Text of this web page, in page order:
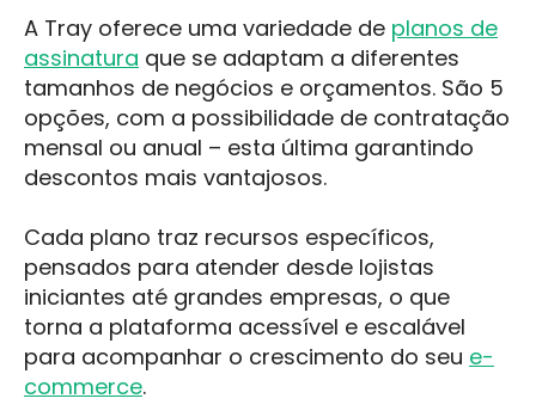
A Tray oferece uma variedade de planos de
assinatura que se adaptam a diferentes
tamanhos de negócios e orçamentos. São 5
opções, com a possibilidade de contratação
mensal ou anual – esta última garantindo
descontos mais vantajosos.
Cada plano traz recursos específicos,
pensados para atender desde lojistas
iniciantes até grandes empresas, o que
torna a plataforma acessível e escalável
para acompanhar o crescimento do seu e-
commerce.